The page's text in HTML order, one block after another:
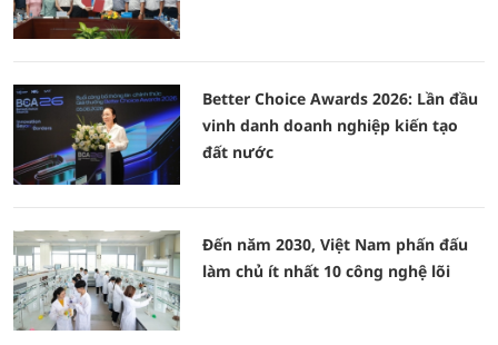
Better Choice Awards 2026: Lần đầu
vinh danh doanh nghiệp kiến tạo
đất nước
Đến năm 2030, Việt Nam phấn đấu
làm chủ ít nhất 10 công nghệ lõi